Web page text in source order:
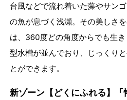
台風などで流れ着いた藻やサン
の魚が息づく浅瀬。その美しさ
は、360度どの角度からでも生
型水槽が並んでおり、じっくり
とができます。
新ゾーン【どくにふれる】